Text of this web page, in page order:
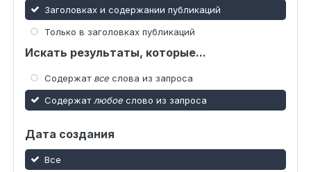
Заголовках и содержании публикаций
Только в заголовках публикаций
Искать результаты, которые...
Содержат все слова из запроса
Содержат любое слово из запроса
Дата создания
Все